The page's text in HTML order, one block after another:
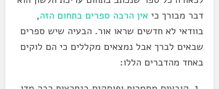
דבר מבורך כי אין הרבה ספרים בתחום הזה,
בוודאי לא חדשים שראו אור. הבעיה שיש ספרים
שבאים לברך אבל נמצאים מקללים כי הם לוקים
באחד מהדברים הללו: